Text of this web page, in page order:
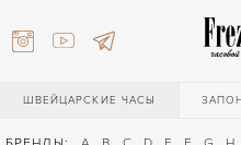
ШВЕЙЦАРСКИЕ ЧАСЫ